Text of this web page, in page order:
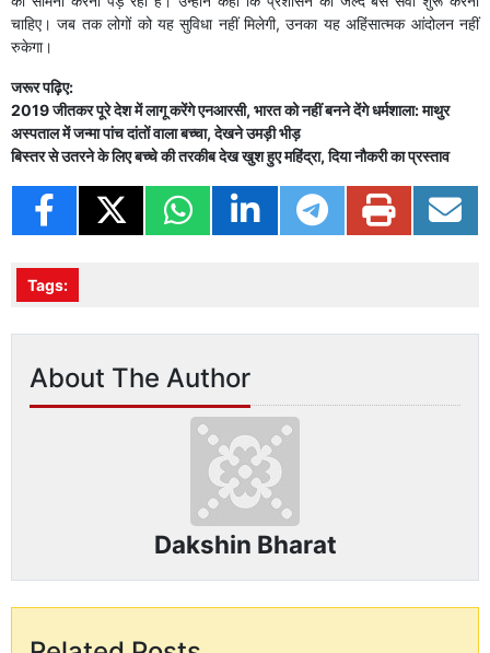
चाहिए। जब तक लोगों को यह सुविधा नहीं मिलेगी, उनका यह अहिंसात्मक आंदोलन नहीं
रुकेगा।
जरूर पढ़िए:
2019 जीतकर पूरे देश में लागू करेंगे एनआरसी, भारत को नहीं बनने देंगे धर्मशाला: माथुर
अस्पताल में जन्मा पांच दांतों वाला बच्चा, देखने उमड़ी भीड़
बिस्तर से उतरने के लिए बच्चे की तरकीब देख खुश हुए महिंद्रा, दिया नौकरी का प्रस्ताव
Tags:
About The Author
Dakshin Bharat